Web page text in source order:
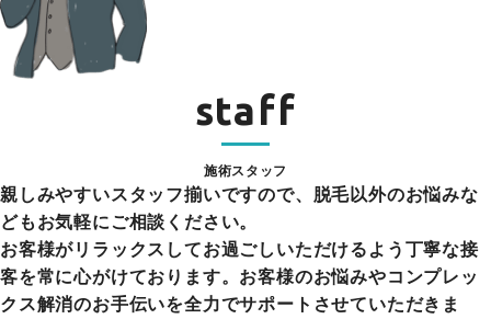
staff
施術スタッフ
親しみやすいスタッフ揃いですので、脱毛以外のお悩みな
どもお気軽にご相談ください。
お客様がリラックスしてお過ごしいただけるよう丁寧な接
客を常に心がけております。お客様のお悩みやコンプレッ
クス解消のお手伝いを全力でサポートさせていただきま